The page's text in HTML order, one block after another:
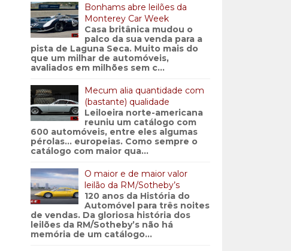
Bonhams abre leilões da
Monterey Car Week
Casa britânica mudou o
palco da sua venda para a
pista de Laguna Seca. Muito mais do
que um milhar de automóveis,
avaliados em milhões sem c...
Mecum alia quantidade com
(bastante) qualidade
Leiloeira norte-americana
reuniu um catálogo com
600 automóveis, entre eles algumas
pérolas… europeias. Como sempre o
catálogo com maior qua...
O maior e de maior valor
leilão da RM/Sotheby’s
120 anos da História do
Automóvel para três noites
de vendas. Da gloriosa história dos
leilões da RM/Sotheby’s não há
memória de um catálogo...